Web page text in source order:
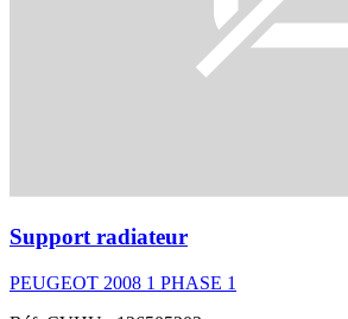
Support radiateur
PEUGEOT 2008 1 PHASE 1